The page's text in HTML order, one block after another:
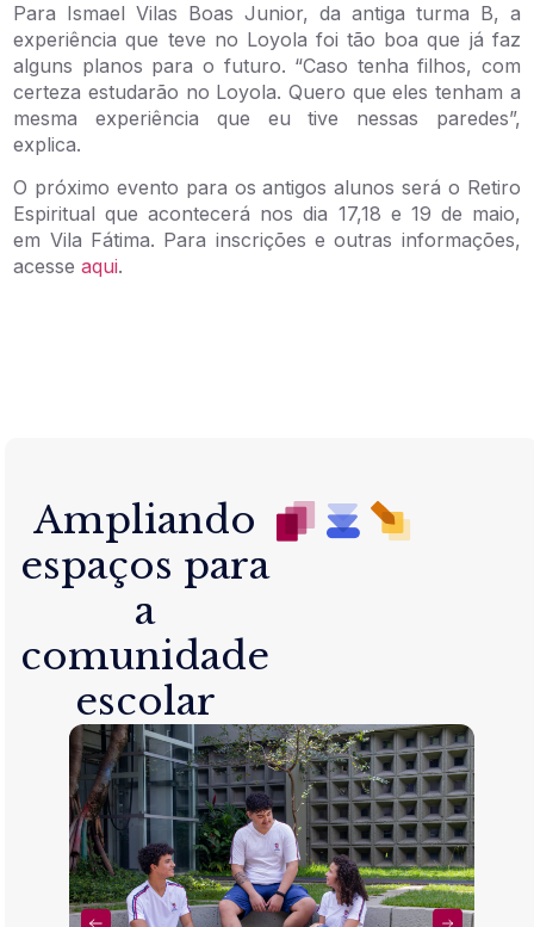
Para Ismael Vilas Boas Junior, da antiga turma B, a
experiência que teve no Loyola foi tão boa que já faz
alguns planos para o futuro. “Caso tenha filhos, com
certeza estudarão no Loyola. Quero que eles tenham a
mesma experiência que eu tive nessas paredes”,
explica.
O próximo evento para os antigos alunos será o Retiro
Espiritual que acontecerá nos dia 17,18 e 19 de maio,
em Vila Fátima. Para inscrições e outras informações,
acesseaqui.
Ampliando
espaços para
a
comunidade
escolar